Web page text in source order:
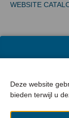
WEBSITE
Deze website
bieden terwijl u